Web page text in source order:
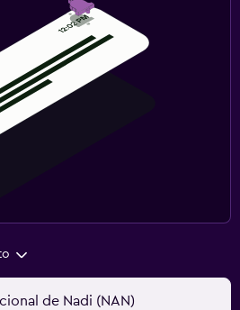
de Nadi (NAN)